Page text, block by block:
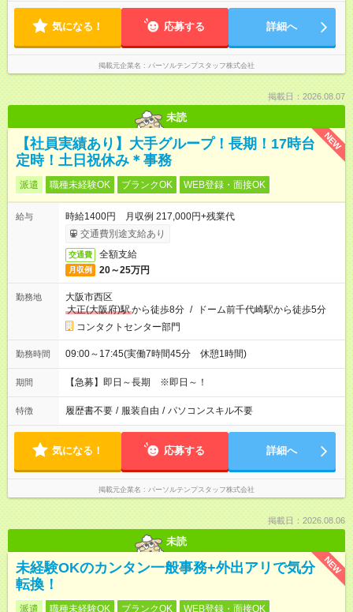
気になる！ 応募する 詳細へ
掲載元企業名 パーソルテンプスタッフ株式会社
掲載日：2026.08.07
未読
NEW
【社員実績あり】大手グループ！長期！17時台
定時！土日祝休み＊事務
派遣 職種未経験OK ブランクOK WEB登録・面接OK
給与
時給1400円 月収例 217,000円+残業代
交通費別途支給あり
交通費 全額支給
月収例 20～25万円
勤務地
大阪市西区
大正(大阪府)駅から徒歩8分 /
ドーム前千代崎駅から徒歩5分
コンタクトセンター部門
勤務時間 09:00～17:45(実働7時間45分 休憩1時間)
期間 【急募】即日～長期 ※即日～！
特徴 履歴書不要 / 服装自由 / パソコンスキル不要
気になる！ 応募する 詳細へ
掲載元企業名 パーソルテンプスタッフ株式会社
掲載日：2026.08.06
未読
NEW
未経験OKのカンタン一般事務+外出アリで気分
転換！
派遣 職種未経験OK ブランクOK WEB登録・面接OK